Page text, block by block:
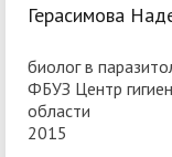
Герасимова
биолог в
ФБУЗ Центр
области
2015